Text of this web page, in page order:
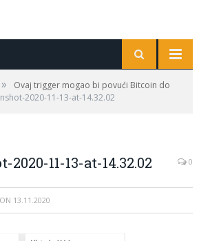
»
Ovaj trigger mogao bi povući Bitcoin do
2020-11-13-at-14.32.02
2020-11-13-at-14.32.02 0
ON 13.11.2020